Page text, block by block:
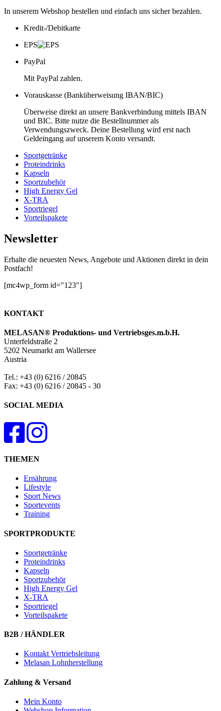
In unserem Webshop bestellen und einfach uns sicher bezahlen.
Kredit-/Debitkarte
EPS
PayPal
Mit PayPal zahlen.
Vorauskasse (Banküberweisung IBAN/BIC)
Überweise direkt an unsere Bankverbindung mittels IBAN
und BIC. Bitte nutze die Bestellnummer als
Verwendungszweck. Deine Bestellung wird erst nach
Geldeingang auf unserem Konto versandt.
Sportgetränke
Proteindrinks
Kapseln
Sportzubehör
High Energy Gel
X-TRA
Sportriegel
Vorteilspakete
Newsletter
Erhalte die neuesten News, Angebote und Aktionen direkt in dein
Postfach!
[mc4wp_form id="123"]
KONTAKT
MELASAN® Produktions- und Vertriebsges.m.b.H.
Unterfeldstraße 2
5202 Neumarkt am Wallersee
Austria
Tel.: +43 (0) 6216 / 20845
Fax: +43 (0) 6216 / 20845 - 30
SOCIAL MEDIA
THEMEN
Ernährung
Lifestyle
Sport News
Sportevents
Training
SPORTPRODUKTE
Sportgetränke
Proteindrinks
Kapseln
Sportzubehör
High Energy Gel
X-TRA
Sportriegel
Vorteilspakete
B2B / HÄNDLER
Kontakt Vertriebsleitung
Melasan Lohnherstellung
Zahlung & Versand
Mein Konto